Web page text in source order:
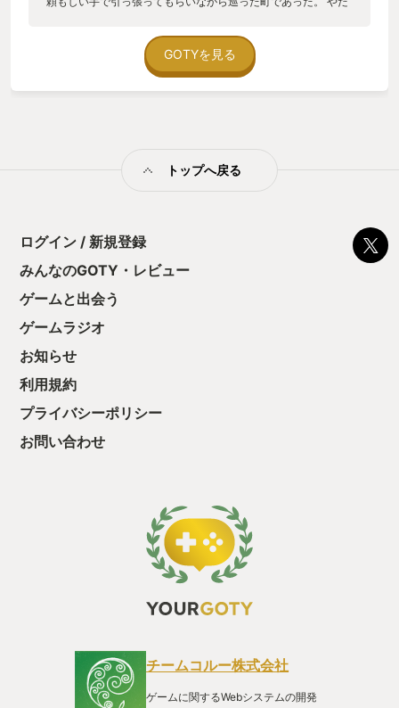
回す父であったが、周りの安全が確認できると自分でも歩いて
みるよう促してくることがあった。そのような時は自分から一
歩踏み出すことすら非常に心細く、治ることのない耳鳴りのよ
に魅入られてしまったのか、よくわからないながらもその思い
恋しいのだ。 恐怖でしかなかったあの町が、恋しいのだ。 おそ
ことを調べたり映像を探してはその思い出に何度も浸かり直し
ていた。その思いはおそらく「郷愁」と呼んで差し支えないも
ので、父の背中越しに眺めていた景色の映像を今度はじっくり
と眺めては恋しさを鎮めていたのだった。 当然、それは思い出
くその町との間に面会室のガラス窓のような透明な壁があるよ
をもう一度訪れる機会に恵まれた。「あぁ、あの町がまた呼ん
でいる…」などと頭のどこかが呟きつつ、ぼんやりとした期待
を抱きながら町に再び降り立った自分を迎え入れてくれたの
は、知らない顔でこちらを見つめてくるサイレントヒルだっ
りに歩みを進めようとするもそれをこの街は許さない。知らな
い道や建物に幾度となく導かれることで次第に自分の足取りは
重くなり、一歩踏み出すことにすら強い嫌悪を覚えるようにな
っていった。 23年も経てばこの町も変わる…あえてそんな呑気
な言葉で自分を落ち着かせようとするものの、尽きる事なく知
はあの頃の臆病な自分に戻っていた… しかし、もう頼っていた
のガラス窓越しではなく、振動すら感じかねない直に感じられ
る音。そして、隙を見せれば狩りの如く恐怖が獰猛に飛びかか
ってくる。それに対して、負けるものかとなけなしの虚勢を必
GOTYを見る
トップへ戻る
ログイン / 新規登録
みんなのGOTY・レビュー
ゲームと出会う
ゲームラジオ
お知らせ
利用規約
プライバシーポリシー
お問い合わせ
チームコルー株式会社
ゲームに関するWebシステムの開発